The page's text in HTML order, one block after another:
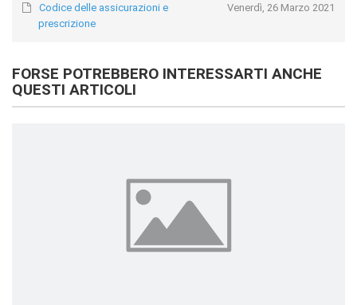
Venerdì, 26 Marzo 2021
Codice delle assicurazioni e
prescrizione
FORSE POTREBBERO INTERESSARTI ANCHE
QUESTI ARTICOLI